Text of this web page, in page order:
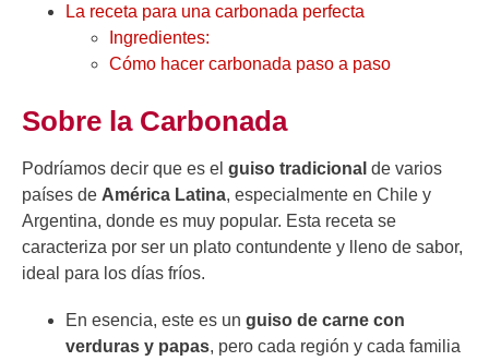
La receta para una carbonada perfecta
Ingredientes:
Cómo hacer carbonada paso a paso
Sobre la Carbonada
Podríamos decir que es el guiso tradicional de varios
países de América Latina, especialmente en Chile y
Argentina, donde es muy popular. Esta receta se
caracteriza por ser un plato contundente y lleno de sabor,
ideal para los días fríos.
En esencia, este es un guiso de carne con
verduras y papas, pero cada región y cada familia